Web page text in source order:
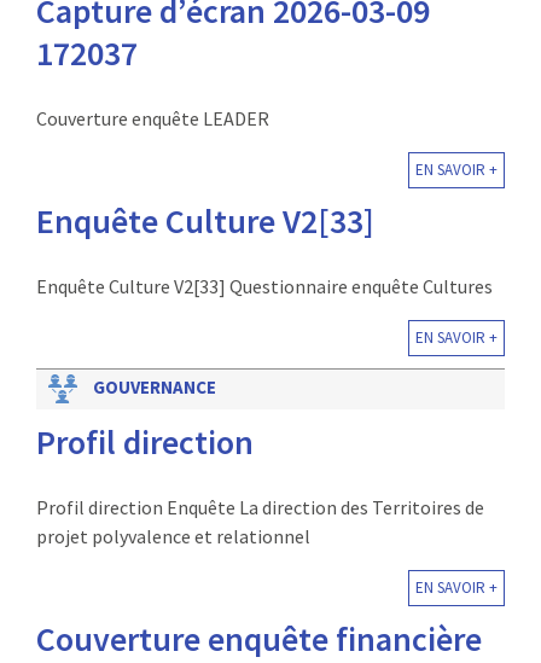
Capture d’écran 2026-03-09
172037
Couverture enquête LEADER
EN SAVOIR +
Enquête Culture V2[33]
Enquête Culture V2[33] Questionnaire enquête Cultures
EN SAVOIR +
GOUVERNANCE
Profil direction
Profil direction Enquête La direction des Territoires de
projet polyvalence et relationnel
EN SAVOIR +
Couverture enquête financière